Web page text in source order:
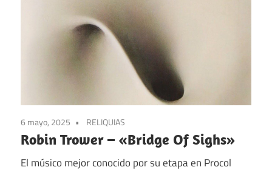
6 mayo, 2025 RELIQUIAS
Robin Trower – «Bridge Of Sighs»
El músico mejor conocido por su etapa en Procol